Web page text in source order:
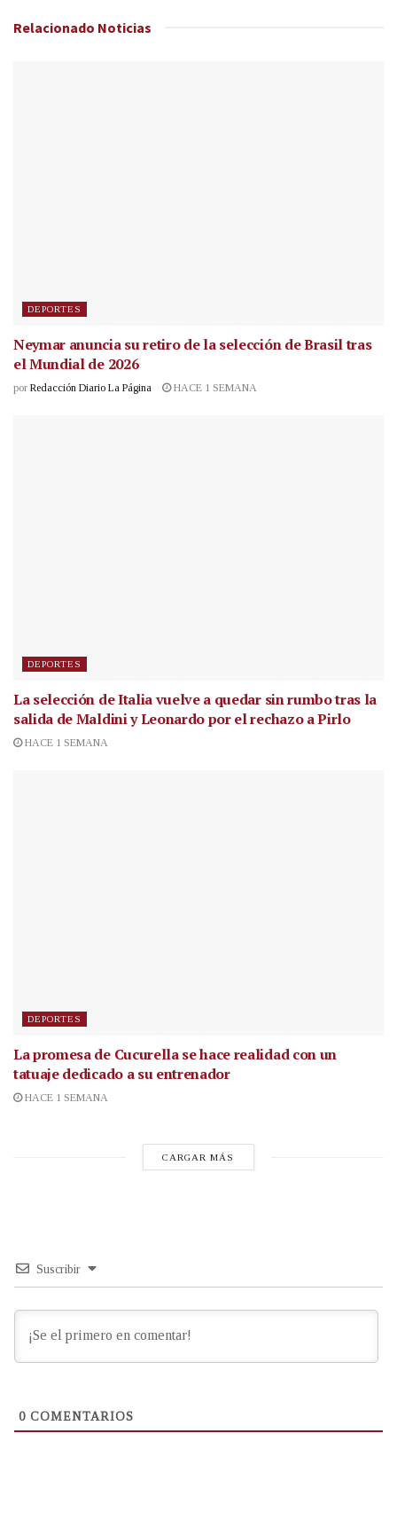
Relacionado Noticias
DEPORTES
Neymar anuncia su retiro de la selección de Brasil tras
el Mundial de 2026
por Redacción Diario La Página HACE 1 SEMANA
DEPORTES
La selección de Italia vuelve a quedar sin rumbo tras la
salida de Maldini y Leonardo por el rechazo a Pirlo
HACE 1 SEMANA
DEPORTES
La promesa de Cucurella se hace realidad con un
tatuaje dedicado a su entrenador
HACE 1 SEMANA
CARGAR MÁS
Suscribir
0 COMENTARIOS